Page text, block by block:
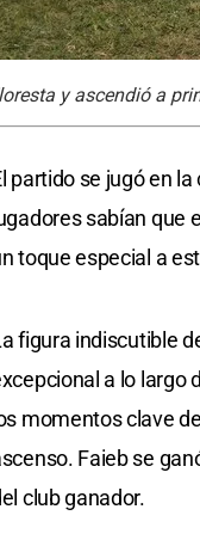
y ascendió a
partido se jugó en
sabían que
toque especial a
figura indiscutible
a lo largo
momentos clave
Faieb se
club ganador.